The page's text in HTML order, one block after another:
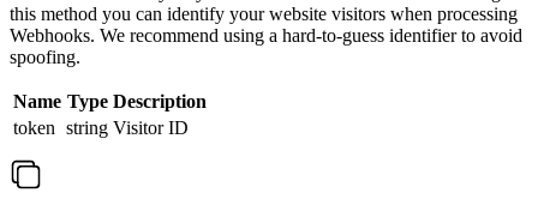
this method you can identify your website visitors when processing
Webhooks. We recommend using a hard-to-guess identifier to avoid
spoofing.
Name Type Description
token string Visitor ID